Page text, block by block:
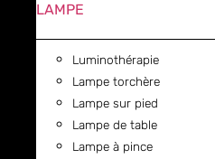
LAMPE
Luminothérapie
Lampe torchère
Lampe sur pied
Lampe de table
Lampe à pince